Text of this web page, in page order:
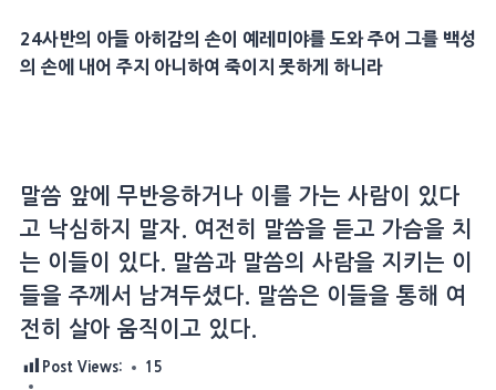
24사반의 아들 아히감의 손이 예레미야를 도와 주어 그를 백성
의 손에 내어 주지 아니하여 죽이지 못하게 하니라
말씀 앞에 무반응하거나 이를 가는 사람이 있다
고 낙심하지 말자. 여전히 말씀을 듣고 가슴을 치
는 이들이 있다. 말씀과 말씀의 사람을 지키는 이
들을 주께서 남겨두셨다. 말씀은 이들을 통해 여
전히 살아 움직이고 있다.
Post Views: 15